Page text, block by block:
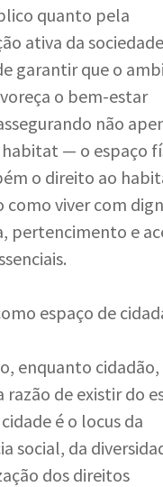
quanto pela
ativa da
garantir que o
o bem-estar
não
— o espaço
o direito ao
como viver com
pertencimento e
espaço de
enquanto cidadão,
razão de existir do
é o locus da
social, da
dos direitos